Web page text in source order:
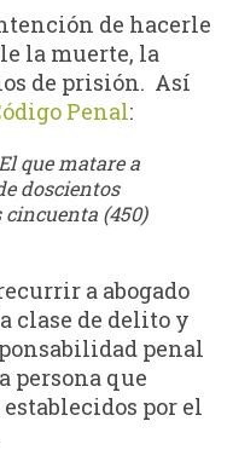
de hacerle
la muerte, la
de prisión. Así
Penal:
que matare a
doscientos
cincuenta (450)
a abogado
clase de delito y
penal
persona que
por el